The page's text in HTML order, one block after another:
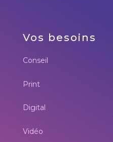
Vos besoins
Conseil
Print
Digital
Vidéo